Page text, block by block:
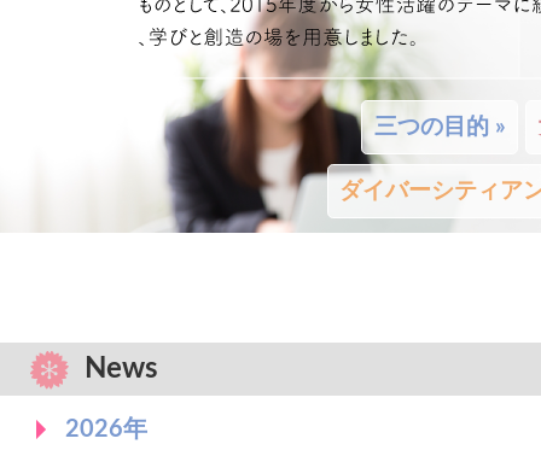
三つの目的 »
ダイバーシティア
News
2026年